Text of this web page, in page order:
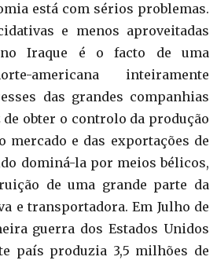
está com sérios problemas.
e menos aproveitadas
Iraque é o facto de uma
americana inteiramente
das grandes companhias
obter o controlo da produção
mercado e das exportações de
dominá-la por meios bélicos,
de uma grande parte da
e transportadora. Em Julho de
guerra dos Estados Unidos
país produzia 3,5 milhões de